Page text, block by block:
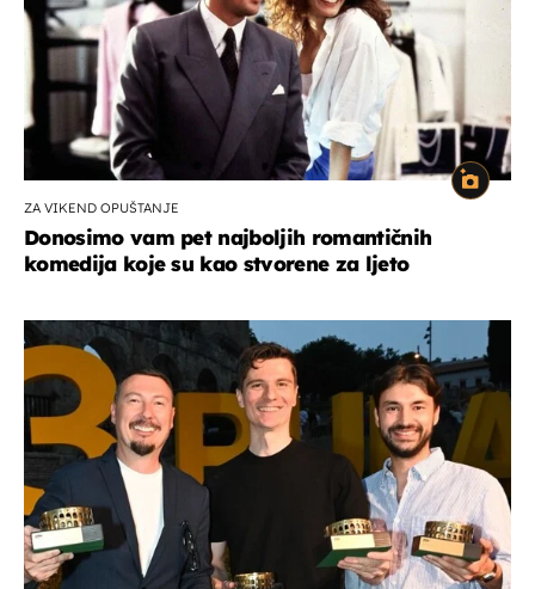
ZA VIKEND OPUŠTANJE
Donosimo vam pet najboljih romantičnih
komedija koje su kao stvorene za ljeto